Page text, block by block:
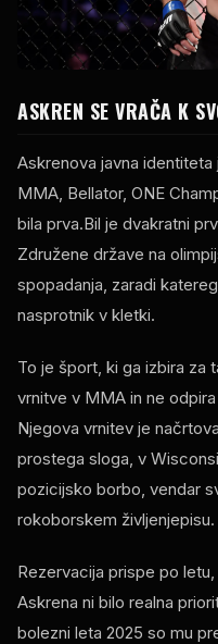
ASKREN SE VRAČA K
Askrenova javna
MMA, Bellator, ONE
bila prva.Bil je dvakratni
Združene države na
spopadanja, zaradi
nasprotnik v kletki.
To je šport, ki ga izbira za
vrnitve v MMA in ne
Njegova vrnitev je
prostega sloga, v
pozicijsko borbo, vendar
rokoborskem življenjepisu.
Rezervacija prispe po
Askrena ni bilo realna
bolezni leta 2025 so mu